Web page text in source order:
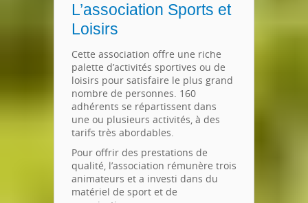
L’association Sports et
Loisirs
Cette association offre une riche
palette d’activités sportives ou de
loisirs pour satisfaire le plus grand
nombre de personnes. 160
adhérents se répartissent dans
une ou plusieurs activités, à des
tarifs très abordables.
Pour offrir des prestations de
qualité, l’association rémunère trois
animateurs et a investi dans du
matériel de sport et de